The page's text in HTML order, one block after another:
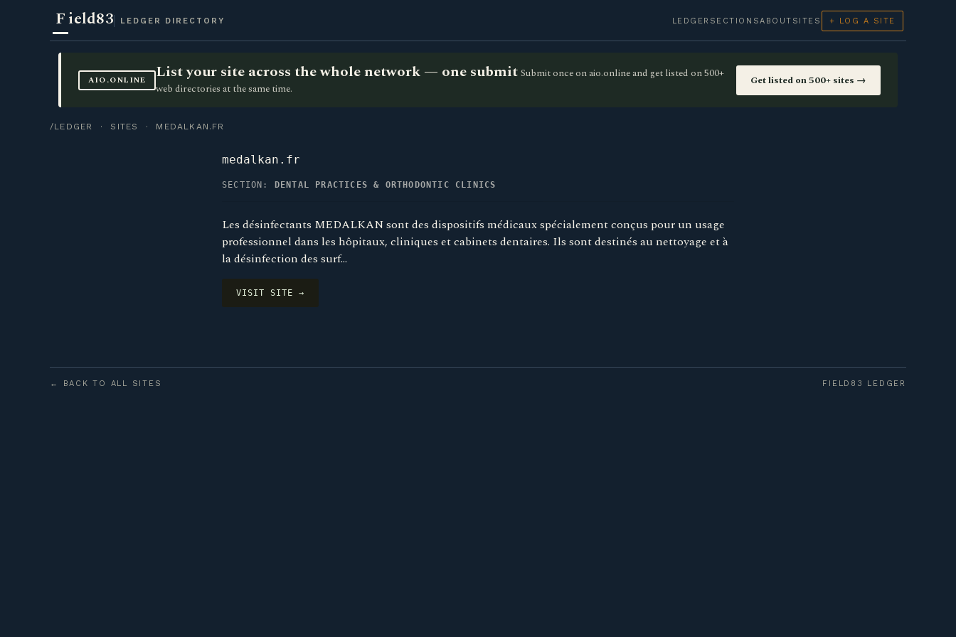
Field83 LEDGER DIRECTORY LEDGER SECTIONSABOUT SITES + LOG A SITE
AIO.ONLINE List your site across the whole network — one submit Submit once on aio.online and get listed on 500+
web directories at the same time.
Get listed on 500+ sites →
/LEDGER · SITES · MEDALKAN.FR
medalkan.fr
SECTION: DENTAL PRACTICES & ORTHODONTIC CLINICS
Les désinfectants MEDALKAN sont des dispositifs médicaux spécialement conçus pour un usage
professionnel dans les hôpitaux, cliniques et cabinets dentaires. Ils sont destinés au nettoyage et à
la désinfection des surf…
VISIT SITE →
← BACK TO ALL SITES FIELD83 LEDGER